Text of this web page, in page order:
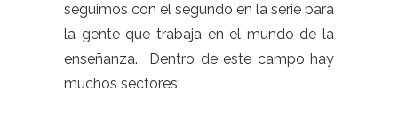
seguimos con el segundo en la serie para
la gente que trabaja en el mundo de la
enseñanza. Dentro de este campo hay
muchos sectores: